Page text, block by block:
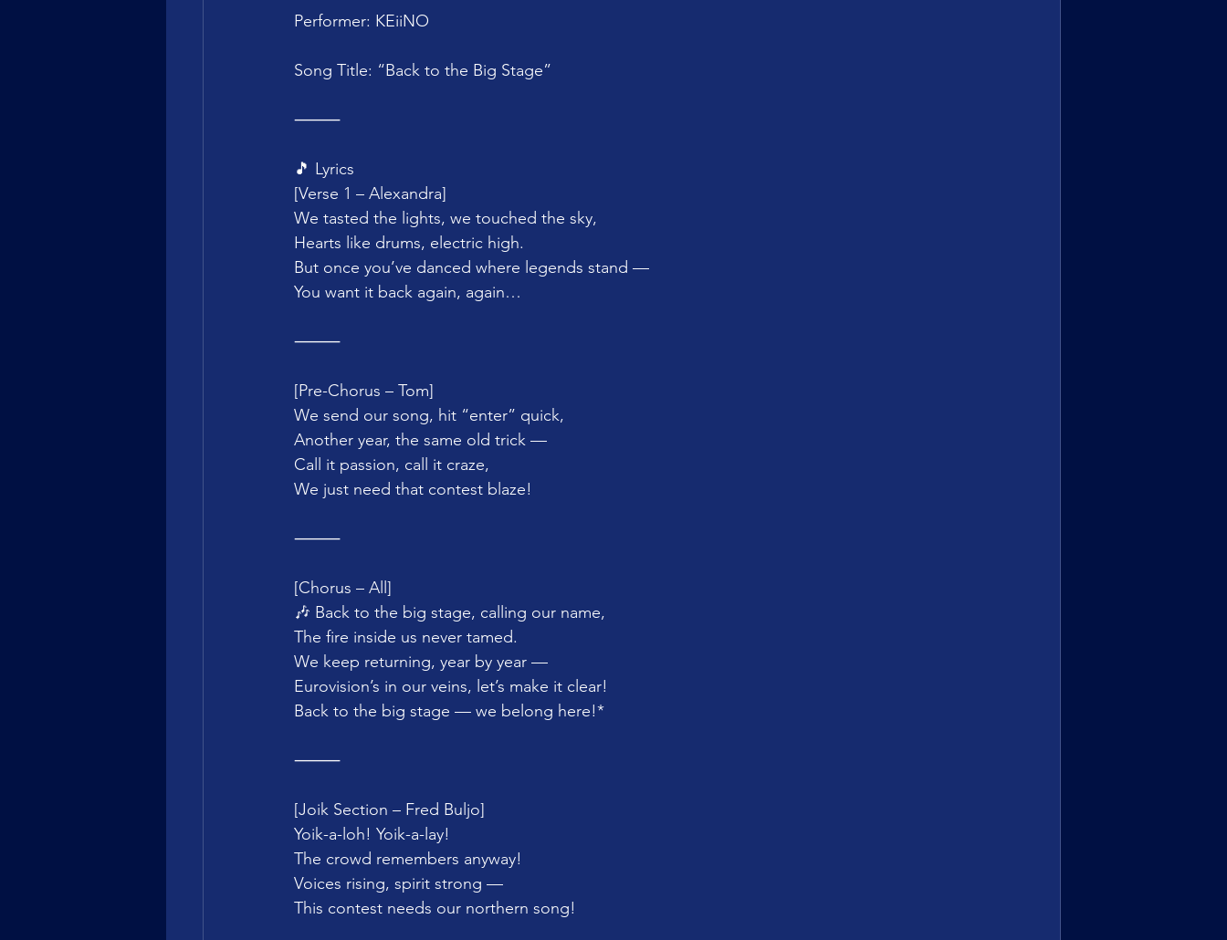
Performer: KEiiNO
Song Title: “Back to the Big Stage”
⸻
🎵 Lyrics
[Verse 1 – Alexandra]
We tasted the lights, we touched the sky,
Hearts like drums, electric high.
But once you’ve danced where legends stand —
You want it back again, again…
⸻
[Pre-Chorus – Tom]
We send our song, hit “enter” quick,
Another year, the same old trick —
Call it passion, call it craze,
We just need that contest blaze!
⸻
[Chorus – All]
🎶 Back to the big stage, calling our name,
The fire inside us never tamed.
We keep returning, year by year —
Eurovision’s in our veins, let’s make it clear!
Back to the big stage — we belong here!*
⸻
[Joik Section – Fred Buljo]
Yoik-a-loh! Yoik-a-lay!
The crowd remembers anyway!
Voices rising, spirit strong —
This contest needs our northern song!